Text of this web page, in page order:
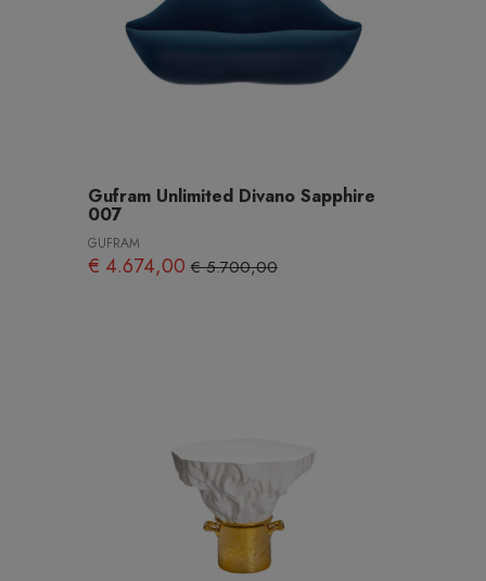
Gufram Unlimited Divano Sapphire
007
GUFRAM
€ 4.674,00€ 5.700,00